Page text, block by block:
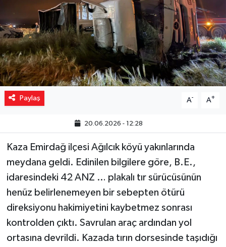
Paylaş A- A+
20.06.2026 - 12:28
Kaza Emirdağ ilçesi Ağılcık köyü yakınlarında
meydana geldi. Edinilen bilgilere göre, B.E.,
idaresindeki 42 ANZ … plakalı tır sürücüsünün
henüz belirlenemeyen bir sebepten ötürü
direksiyonu hakimiyetini kaybetmez sonrası
kontrolden çıktı. Savrulan araç ardından yol
ortasına devrildi. Kazada tırın dorsesinde taşıdığı